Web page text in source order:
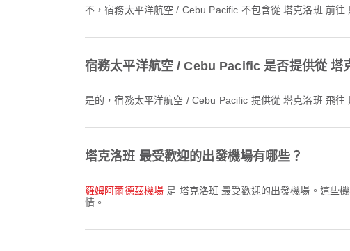
不，宿務太平洋航空 / Cebu Pacific 不包含從 塔克洛班
宿務太平洋航空 / Cebu Pacific 是否提供從 塔
是的，宿務太平洋航空 / Cebu Pacific 提供從 塔克洛班 飛
塔克洛班 最受歡迎的出發機場有哪些？
羅姆阿爾德茲機場 是 塔克洛班 最受歡迎的出發機場。這些
情。